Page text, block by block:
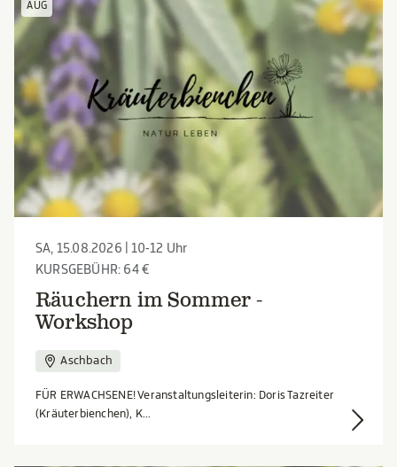
AUG
SA, 15.08.2026 | 10-12 Uhr
KURSGEBÜHR: 64 €
Räuchern im Sommer -
Workshop
Aschbach
FÜR ERWACHSENE! Veranstaltungsleiterin: Doris Tazreiter
(Kräuterbienchen), K...